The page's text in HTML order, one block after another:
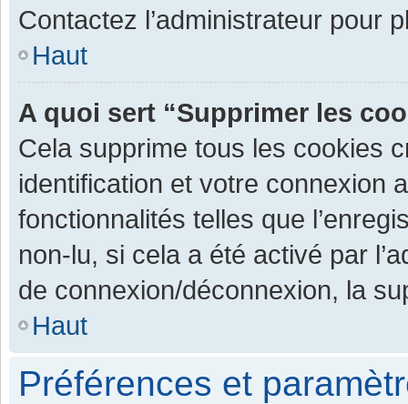
Contactez l’administrateur pour
Haut
A quoi sert “Supprimer les
Cela supprime tous les cookies
identification et votre connexion
fonctionnalités telles que
non-lu, si cela a été activé par
de connexion/déconnexion, la
Haut
Préférences et